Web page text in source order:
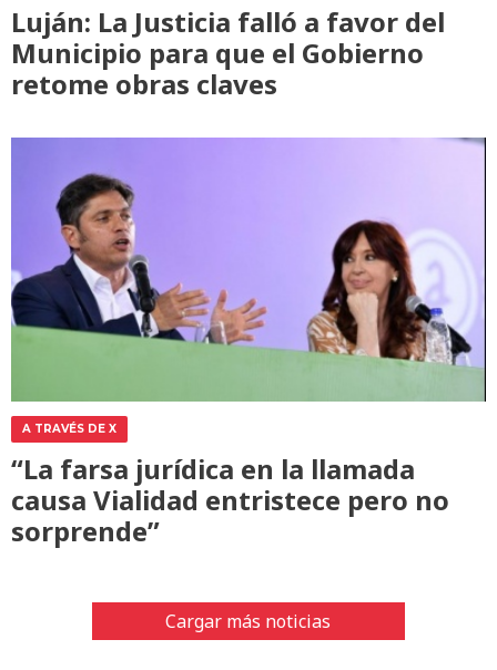
Luján: La Justicia falló a favor del
Municipio para que el Gobierno
retome obras claves
A TRAVÉS DE X
“La farsa jurídica en la llamada
causa Vialidad entristece pero no
sorprende”
Cargar más noticias